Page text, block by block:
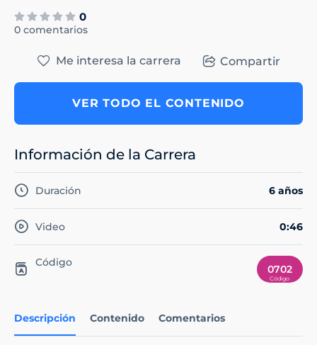
0
0 comentarios
Descripción Contenido Comentarios
Me interesa la carrera Compartir
VER TODO EL CONTENIDO
Información de la Carrera
Duración 6 años
Video 0:46
Código
0702